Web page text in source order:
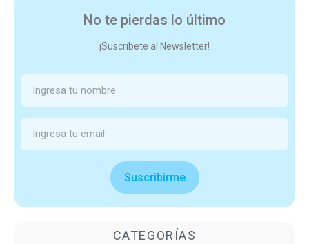
No te pierdas lo último
¡Suscríbete al Newsletter!
Suscribirme
CATEGORÍAS